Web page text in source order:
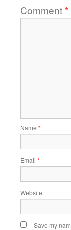
Comment*
Name *
Email *
Website
Save my